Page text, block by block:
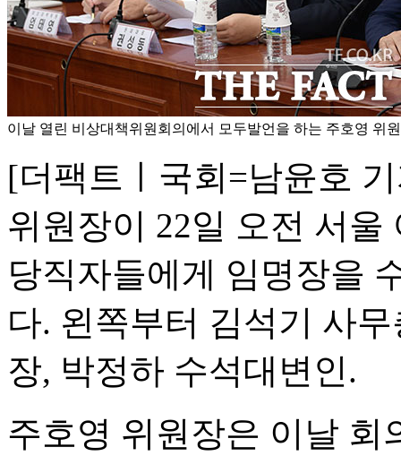
이날 열린 비상대책위원회의에서 모두발언을 하는 주호영 위
[더팩트ㅣ국회=남윤호
위원장이 22일 오전 서
당직자들에게 임명장을
다. 왼쪽부터 김석기 사
장, 박정하 수석대변인.
주호영 위원장은 이날